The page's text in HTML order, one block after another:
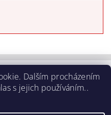
vlny - www.aclima-shop.cz
Dalším procházením
s jejich používáním..